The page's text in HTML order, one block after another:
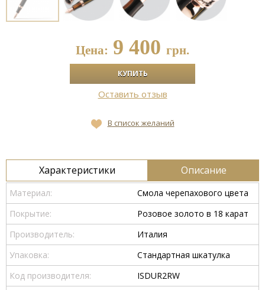
Цена: 9 400 грн.
Оставить отзыв
В список желаний
Характеристики Описание
Материал:
Смола черепахового цвета
Покрытие:
Розовое золото в 18 карат
Производитель:
Италия
Упаковка:
Стандартная шкатулка
Код производителя:
ISDUR2RW